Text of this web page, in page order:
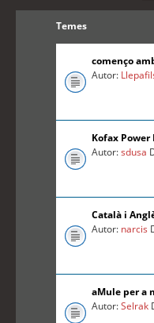
Temes
començo
Autor:
Kofax
Autor:sdusa
Català i
Autor: narcis
aMule per a
Autor:Selrak